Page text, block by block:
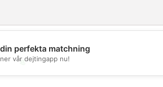
💖
perfekta matchning
vår dejtingapp nu!